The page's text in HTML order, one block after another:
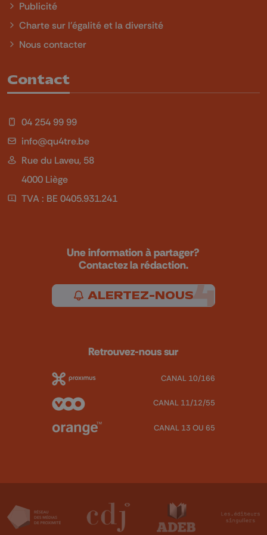
Publicité
Charte sur l'égalité et la diversité
Nous contacter
Contact
04 254 99 99
info@qu4tre.be
Rue du Laveu, 58
4000 Liège
TVA : BE 0405.931.241
Une information à partager?
Contactez la rédaction.
ALERTEZ-NOUS
Retrouvez-nous sur
CANAL 10/166
CANAL 11/12/55
CANAL 13 OU 65